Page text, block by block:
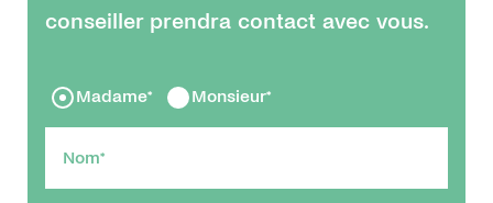
conseiller prendra contact avec vous.
Madame* Monsieur*